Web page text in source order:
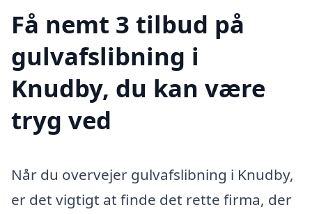
Få nemt 3 tilbud på
gulvafslibning i
Knudby, du kan være
tryg ved
Når du overvejer gulvafslibning i Knudby,
er det vigtigt at finde det rette firma, der